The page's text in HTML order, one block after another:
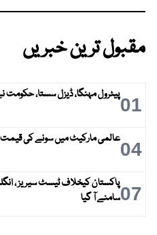
مقبول ترین خبریں
01پیٹرول مہنگا، ڈیزل سستا، حکومت
04عالمی مارکیٹ میں سونے کی قیمت
07سامنے آ گیا